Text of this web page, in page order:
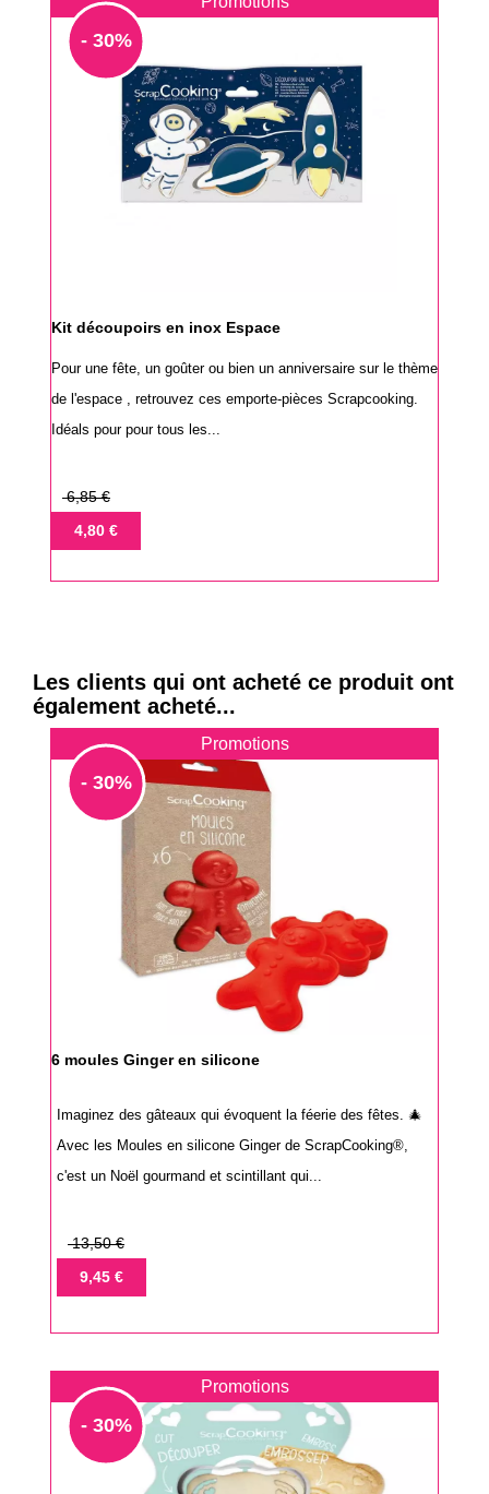
- 30%
Kit découpoirs en inox Espace
Pour une fête, un goûter ou bien un anniversaire sur le thème
de l'espace , retrouvez ces emporte-pièces Scrapcooking.
Idéals pour pour tous les...
Prix
base
6,85 €
Prix4,80 €
Les clients qui ont acheté ce produit ont
également acheté...
Promotions
- 30%
6 moules Ginger en silicone
Imaginez des gâteaux qui évoquent la féerie des fêtes. 🎄
Avec les Moules en silicone Ginger de ScrapCooking®,
c'est un Noël gourmand et scintillant qui...
Prix
base
13,50 €
Prix9,45 €
Promotions
- 30%